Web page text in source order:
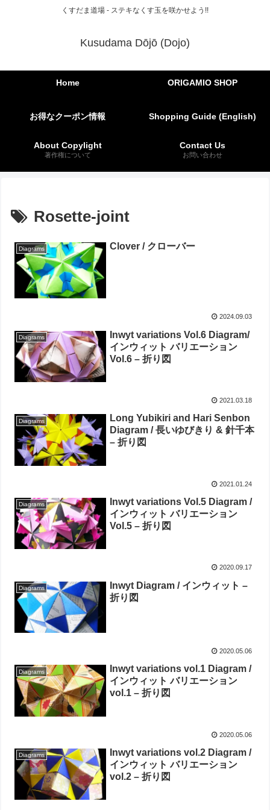
くすだま道場 - ステキなくす玉を咲かせよう!!
Kusudama Dōjō (Dojo)
Home ORIGAMIO SHOP
お得なクーポン情報 Shopping Guide (English)
About Copylight
著作権について
Contact Us
お問い合わせ
Rosette-joint
Diagrams Clover / クローバー
2024.09.03
Diagrams
Inwyt variations Vol.6 Diagram/
インウィット バリエーション
Vol.6 – 折り図
2021.03.18
Diagrams
Long Yubikiri and Hari Senbon
Diagram / 長いゆびきり & 針千本
– 折り図
2021.01.24
Diagrams
Inwyt variations Vol.5 Diagram /
インウィット バリエーション
Vol.5 – 折り図
2020.09.17
Diagrams
Inwyt Diagram / インウィット –
折り図
2020.05.06
Diagrams
Inwyt variations vol.1 Diagram /
インウィット バリエーション
vol.1 – 折り図
2020.05.06
Diagrams
Inwyt variations vol.2 Diagram /
インウィット バリエーション
vol.2 – 折り図